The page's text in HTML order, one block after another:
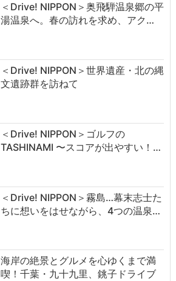
＜Drive! NIPPON＞奥飛騨温泉郷の平
湯温泉へ。春の訪れを求め、アク…
＜Drive! NIPPON＞世界遺産・北の縄
文遺跡群を訪ねて
＜Drive! NIPPON＞ゴルフの
TASHINAMI 〜スコアが出やすい！…
＜Drive! NIPPON＞霧島…幕末志士た
ちに想いをはせながら、4つの温泉…
海岸の絶景とグルメを心ゆくまで満
喫！千葉・九十九里、銚子ドライブ